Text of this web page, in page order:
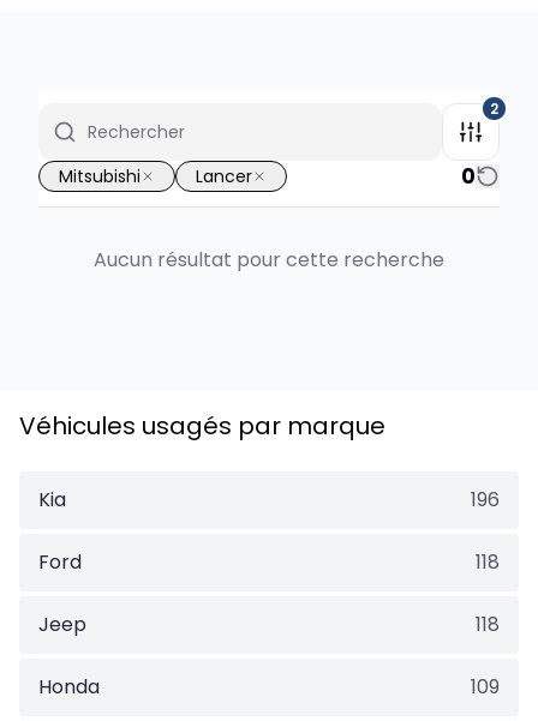
2
Mitsubishi Lancer 0
Aucun résultat pour cette recherche
Véhicules usagés par marque
Kia 196
Ford 118
Jeep 118
Honda 109